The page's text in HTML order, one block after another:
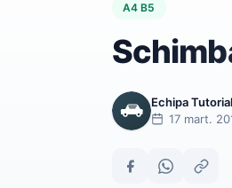
A4 B5
Echipa
17 mart.